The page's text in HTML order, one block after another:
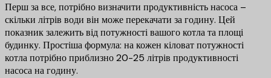
Перш за все, потрібно визначити продуктивність насоса –
скільки літрів води він може перекачати за годину. Цей
показник залежить від потужності вашого котла та площі
будинку. Простіша формула: на кожен кіловат потужності
котла потрібно приблизно 20-25 літрів продуктивності
насоса на годину.